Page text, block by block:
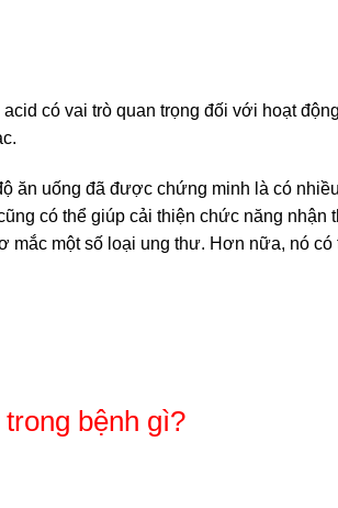
có vai trò quan trọng đối với hoạt
ăn uống đã được chứng minh là có
có thể giúp cải thiện chức năng
mắc một số loại ung thư. Hơn nữa, nó
bệnh gì?